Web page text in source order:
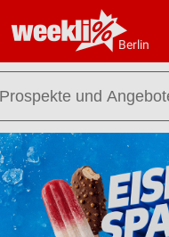
Berlin